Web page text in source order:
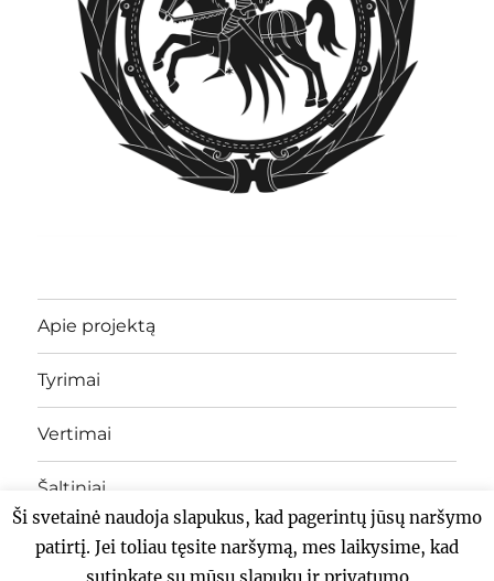
Apie projektą
Tyrimai
Vertimai
Šaltiniai
TLS LIETUVIŠKAI
Ši svetainė naudoja slapukus, kad pagerintų jūsų naršymo
patirtį. Jei toliau tęsite naršymą, mes laikysime, kad